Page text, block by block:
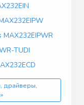
TUDI
драйверы,